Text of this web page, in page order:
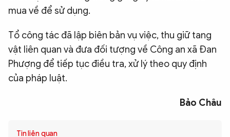
mua về để sử dụng.
Tổ công tác đã lập biên bản vụ việc, thu giữ tang
vật liên quan và đưa đối tượng về Công an xã Đan
Phượng để tiếp tục điều tra, xử lý theo quy định
của pháp luật.
Bảo Châu
Tin liên quan